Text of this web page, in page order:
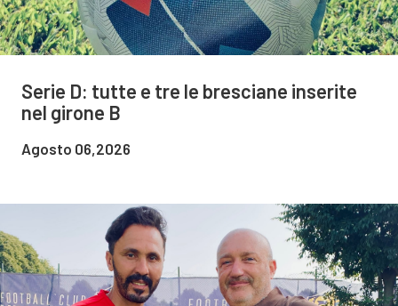
Serie D: tutte e tre le bresciane inserite
nel girone B
Agosto 06,2026